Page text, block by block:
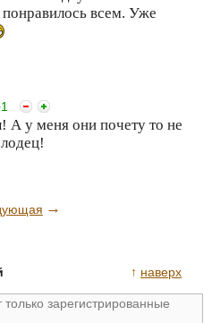
всем. Уже
1
А у меня они почету то не
→
↑ наверх